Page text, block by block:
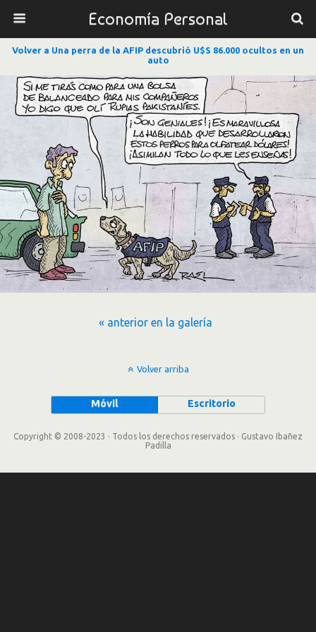
Economía Personal
Volver a Una perra de la AFIP descubrió U$S 86.000 ocultos en un
auto
« anterior en la galería
Volver arriba
Móvil Escritorio
Copyright © 2008-2023 · Todos los derechos reservados · Gustavo Ibañez
Padilla